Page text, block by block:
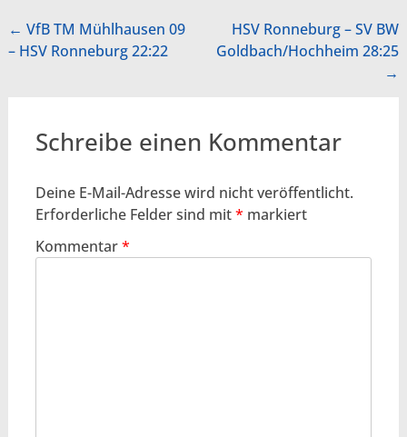
Beitragsnavigation
← VfB TM Mühlhausen 09
– HSV Ronneburg 22:22
HSV Ronneburg – SV BW
Goldbach/Hochheim 28:25
→
Schreibe einen Kommentar
Deine E-Mail-Adresse wird nicht veröffentlicht.
Erforderliche Felder sind mit* markiert
Kommentar*